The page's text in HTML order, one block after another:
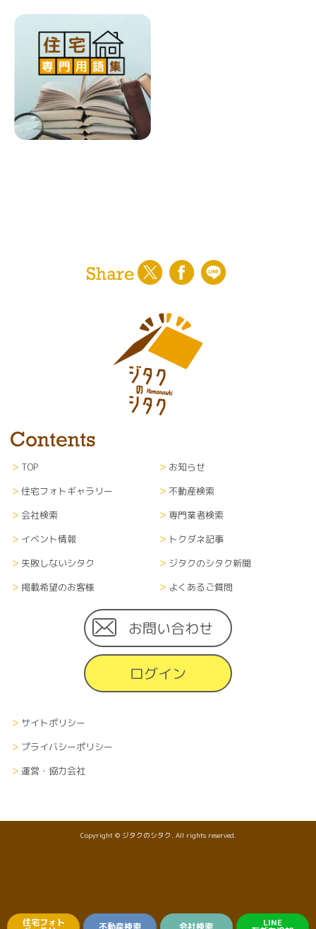
住宅フォト 不動産検索 会社検索 LINE
TOP
お知らせ
住宅フォトギャラリー
不動産検索
会社検索
専門業者検索
イベント情報
トクダネ記事
失敗しないシタク
ジタクのシタク新聞
掲載希望のお客様
よくあるご質問
お問い合わせ
ログイン
サイトポリシー
プライバシーポリシー
運営・協力会社
Copyright © ジタクのシタク. All rights reserved.